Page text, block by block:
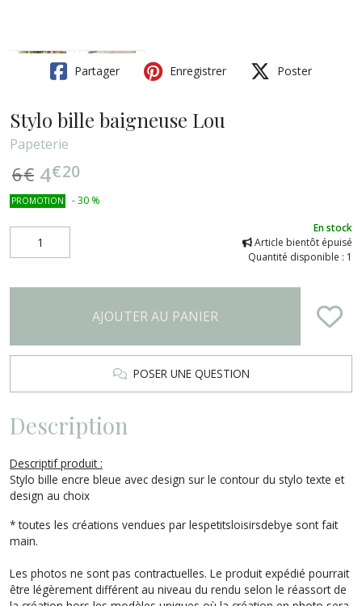
Partager Enregistrer Poster
Stylo bille baigneuse Lou
Papeterie
6€ 4€20
PROMOTION -30 %
En stock
Article bientôt épuisé
Quantité disponible : 1
AJOUTER AU PANIER
POSER UNE QUESTION
Description
Descriptif produit :
Stylo bille encre bleue avec design sur le contour du stylo texte et
design au choix
*toutes les créations vendues par lespetitsloisirsdebye sont fait
main.
Les photos ne sont pas contractuelles. Le produit expédié pourrait
être légèrement différent au niveau du rendu selon le réassort de